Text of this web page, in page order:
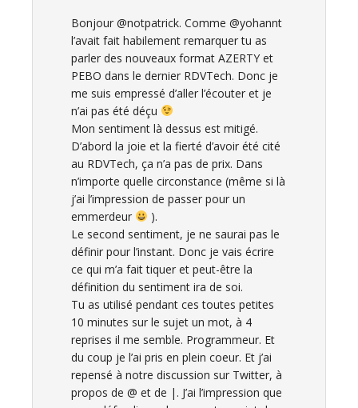
Bonjour @notpatrick. Comme @yohannt
l’avait fait habilement remarquer tu as
parler des nouveaux format AZERTY et
PEBO dans le dernier RDVTech. Donc je
me suis empressé d’aller l’écouter et je
n’ai pas été déçu
Mon sentiment là dessus est mitigé.
D’abord la joie et la fierté d’avoir été cité
au RDVTech, ça n’a pas de prix. Dans
n’importe quelle circonstance (même si là
j’ai l’impression de passer pour un
emmerdeur
).
Le second sentiment, je ne saurai pas le
définir pour l’instant. Donc je vais écrire
ce qui m’a fait tiquer et peut-être la
définition du sentiment ira de soi.
Tu as utilisé pendant ces toutes petites
10 minutes sur le sujet un mot, à 4
reprises il me semble. Programmeur. Et
du coup je l’ai pris en plein coeur. Et j’ai
repensé à notre discussion sur Twitter, à
propos de @ et de |. J’ai l’impression que